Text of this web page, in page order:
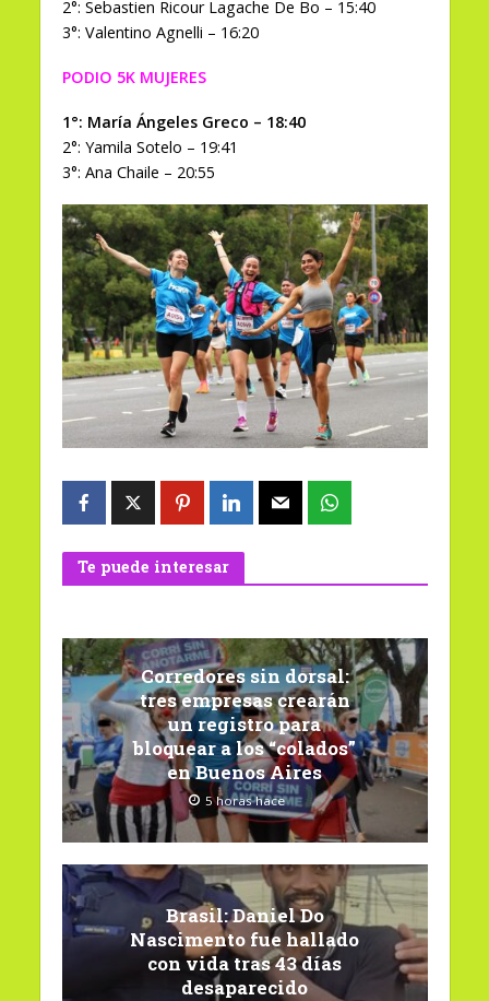
2°: Sebastien Ricour Lagache De Bo – 15:40
3°: Valentino Agnelli – 16:20
PODIO 5K MUJERES
1°: María Ángeles Greco – 18:40
2°: Yamila Sotelo – 19:41
3°: Ana Chaile – 20:55
Te puede interesar
Corredores sin dorsal:
tres empresas crearán
un registro para
bloquear a los “colados”
en Buenos Aires
5 horas hace
Brasil: Daniel Do
Nascimento fue hallado
con vida tras 43 días
desaparecido